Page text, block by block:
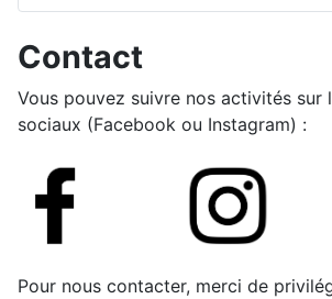
Contact
Vous pouvez suivre nos activités sur
sociaux (Facebook ou Instagram) :
Pour nous contacter, merci de